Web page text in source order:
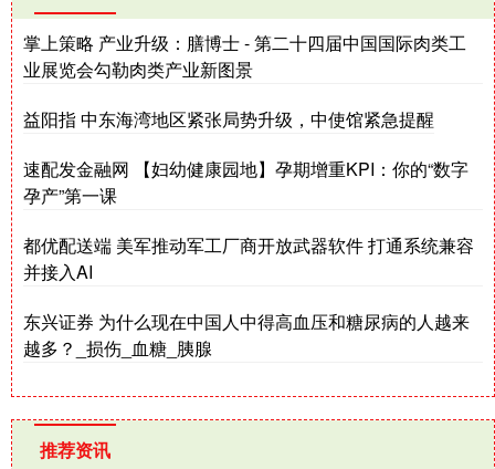
掌上策略 产业升级：膳博士 - 第二十四届中国国际肉类工
业展览会勾勒肉类产业新图景
益阳指 中东海湾地区紧张局势升级，中使馆紧急提醒
速配发金融网 【妇幼健康园地】孕期增重KPI：你的“数字
孕产”第一课
都优配送端 美军推动军工厂商开放武器软件 打通系统兼容
并接入AI
东兴证券 为什么现在中国人中得高血压和糖尿病的人越来
越多？_损伤_血糖_胰腺
推荐资讯